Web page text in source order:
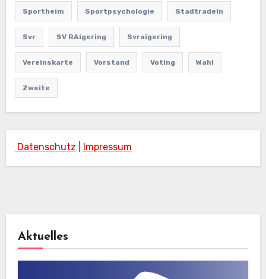
Sportheim Sportpsychologie Stadtradeln
Svr SV RAigering Svraigering
Vereinskarte Vorstand Voting Wahl
Zweite
Datenschutz Impressum
Aktuelles